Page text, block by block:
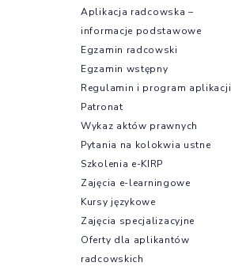
Aplikacja radcowska –
informacje podstawowe
Egzamin radcowski
Egzamin wstępny
Regulamin i program aplikacji
Patronat
Wykaz aktów prawnych
Pytania na kolokwia ustne
Szkolenia e-KIRP
Zajęcia e-learningowe
Kursy językowe
Zajęcia specjalizacyjne
Oferty dla aplikantów
radcowskich